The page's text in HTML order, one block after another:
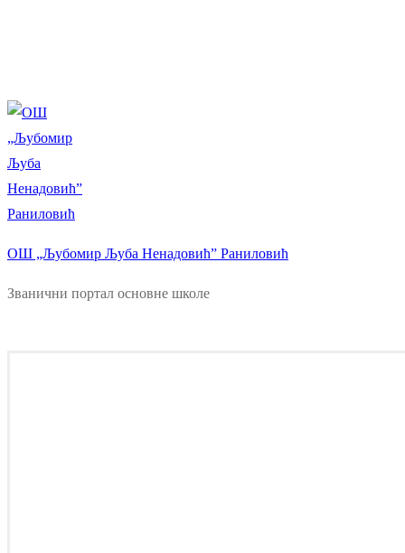
ОШ „Љубомир Љуба Ненадовић” Раниловић
Званични портал основне школе